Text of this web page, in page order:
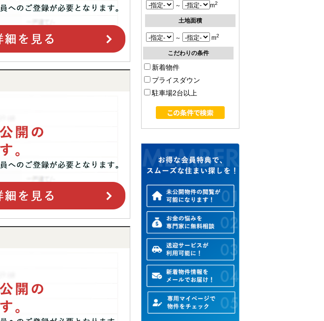
～ m2
土地面積
～ m2
こだわりの条件
新着物件
プライスダウン
駐車場2台以上